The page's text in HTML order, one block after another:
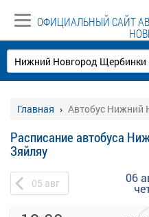
ОФИЦИАЛЬНЫЙ САЙТ
Главная Автобус Нижний
Расписание автобуса
Зяйляу
05 авг 06